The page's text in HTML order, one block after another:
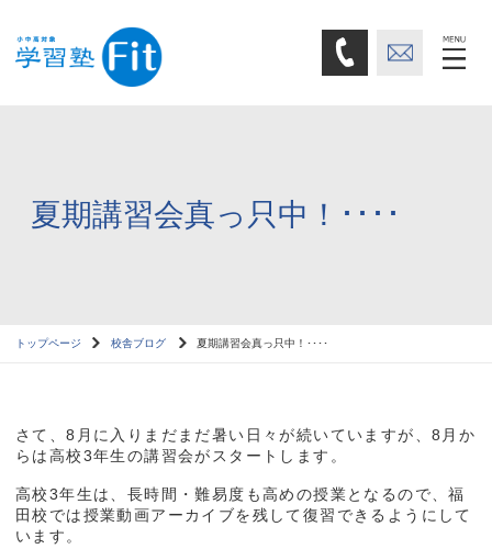
夏期講習会真っ只中！････
トップページ 校舎ブログ 夏期講習会真っ只中！････
さて、8月に入りまだまだ暑い日々が続いていますが、8月か
らは高校3年生の講習会がスタートします。
高校3年生は、長時間・難易度も高めの授業となるので、福
田校では授業動画アーカイブを残して復習できるようにして
います。